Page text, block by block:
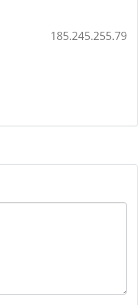
185.245.255.79